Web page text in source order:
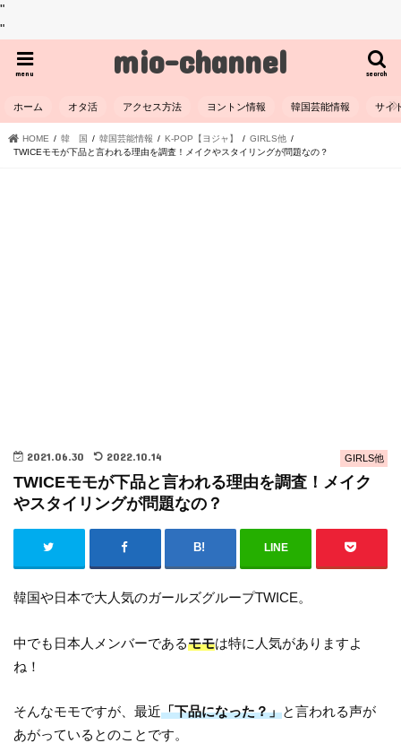
"
"
mio-channel search
menu
ホーム オタ活 アクセス方法 ヨントン情報 韓国芸能情報 サイ
HOME 韓 国 韓国芸能情報 K-POP【ヨジャ】
GIRLS他
TWICEモモが下品と言われる理由を調査！メイクやスタイリングが問題なの？
GIRLS他
2021.06.30 2022.10.14
TWICEモモが下品と言われる理由を調査！メイク
やスタイリングが問題なの？
LINE
韓国や日本で大人気のガールズグループTWICE。
中でも日本人メンバーであるモモは特に人気がありますよ
ね！
そんなモモですが、最近「下品になった？」と言われる声が
あがっているとのことです。